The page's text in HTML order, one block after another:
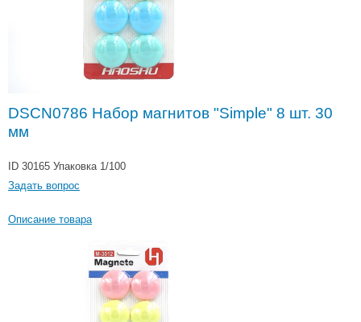
DSCN0786 Набор магнитов "Simple" 8 шт. 30
мм
ID 30165 Упаковка 1/100
Задать вопрос
Описание товара